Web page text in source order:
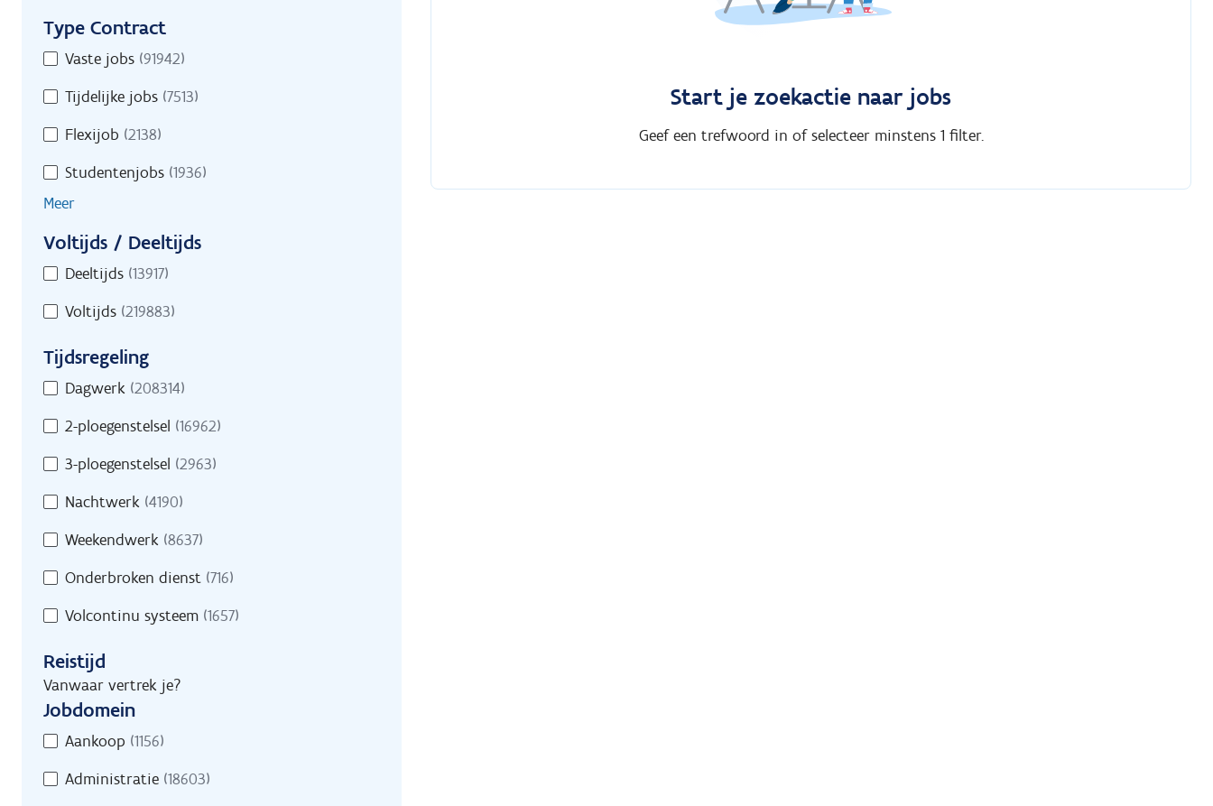
Type Contract
TypeVaste jobs (91942)
Tijdelijke jobs (7513)
Flexijob (2138)
Studentenjobs (1936)
Meer
Voltijds / Deeltijds
Voltijds
Deeltijds
Deeltijds (13917)
Voltijds (219883)
Tijdsregeling
Tijdsregeling
Dagwerk (208314)
2-ploegenstelsel (16962)
3-ploegenstelsel (2963)
Nachtwerk (4190)
Weekendwerk (8637)
Onderbroken dienst (716)
Volcontinu systeem (1657)
Reistijd
Vanwaar vertrek je?
Jobdomein
Jobdomein
Aankoop (1156)
Administratie (18603)
Start je zoekactie naar jobs
Geef een trefwoord in of selecteer minstens 1 filter.